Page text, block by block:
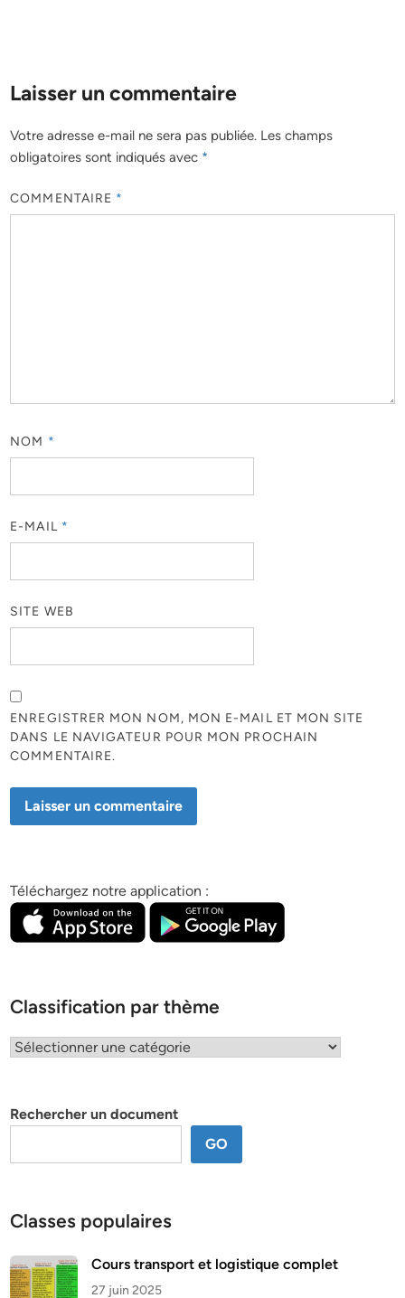
Laisser un commentaire
Votre adresse e-mail ne sera pas publiée. Les champs
obligatoires sont indiqués avec *
COMMENTAIRE *
NOM *
E-MAIL *
SITE WEB
ENREGISTRER MON NOM, MON E-MAIL ET MON SITE
DANS LE NAVIGATEUR POUR MON PROCHAIN
COMMENTAIRE.
Téléchargez notre application :
Classification par thème
Classification
Rechercher un document
GO
Classes populaires
Cours transport et logistique complet
27 juin 2025